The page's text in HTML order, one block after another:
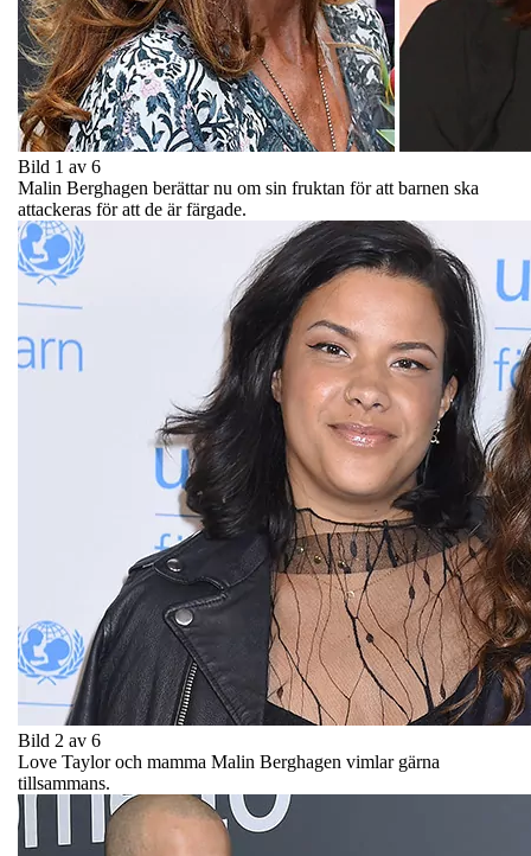
Bild 1 av 6
Malin Berghagen berättar nu om sin fruktan för att barnen ska
attackeras för att de är färgade.
Bild 2 av 6
Love Taylor och mamma Malin Berghagen vimlar gärna
tillsammans.